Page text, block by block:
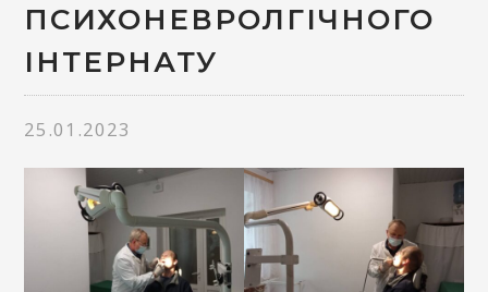
ПСИХОНЕВРОЛГІЧНОГО
ІНТЕРНАТУ
25.01.2023